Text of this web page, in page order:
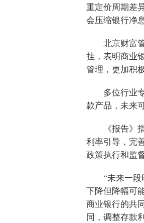
重定价周期差
会压缩银行净
北京财富
挂，表明商业
管理，更加积
多位行业
款产品，未来
《报告
利率引导，完
政策执行和监
“未来一
下降但降幅可
商业银行的共
同，调整存款